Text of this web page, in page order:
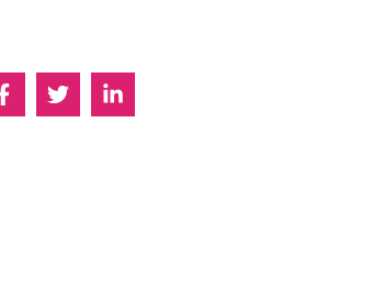
Jaa Facebookissa
Jaa Twitterissä
Jaa Linkedinissä